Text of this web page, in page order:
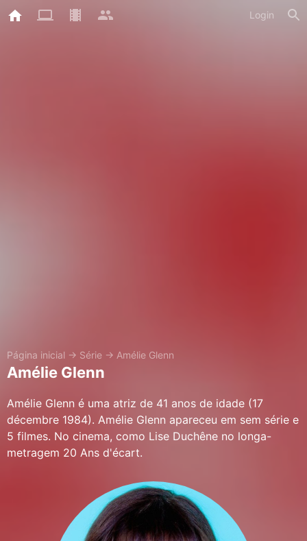
Login
Página inicial → Série → Amélie Glenn
Amélie Glenn
Amélie Glenn é uma atriz de 41 anos de idade (17
décembre 1984). Amélie Glenn apareceu em sem série e
5 filmes. No cinema, como Lise Duchêne no longa-
metragem 20 Ans d'écart.